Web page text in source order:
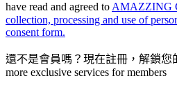
have read and agreed to AMAZZING
collection, processing and use of
consent form.
還不是會員嗎？現在註冊，解鎖您
more exclusive services for members